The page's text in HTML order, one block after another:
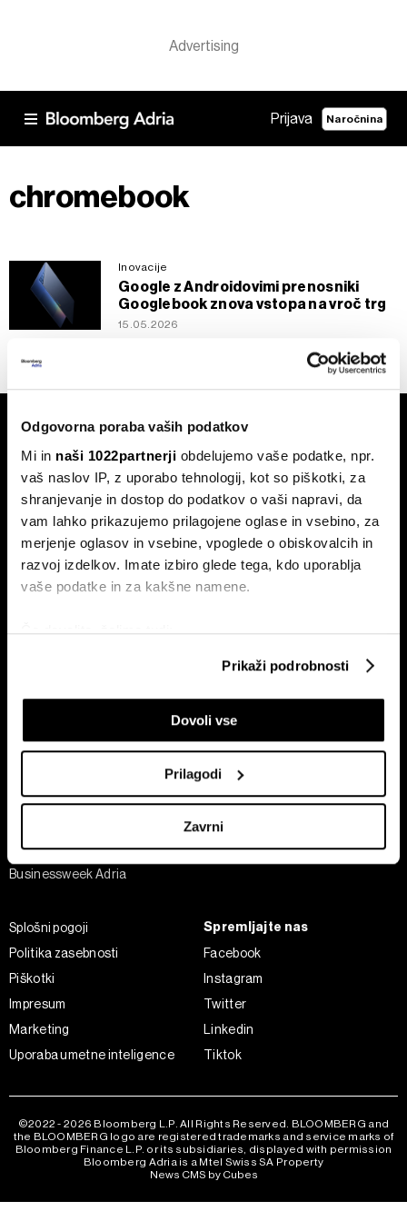
Odgovorna poraba vaših podatkov
Mi in naši 1022partnerji obdelujemo vaše podatke, npr.
vaš naslov IP, z uporabo tehnologij, kot so piškotki, za
shranjevanje in dostop do podatkov o vaši napravi, da
vam lahko prikazujemo prilagojene oglase in vsebino, za
merjenje oglasov in vsebine, vpoglede o obiskovalcih in
razvoj izdelkov. Imate izbiro glede tega, kdo uporablja
vaše podatke in za kakšne namene.
Če dovolite, želimo tudi:
Zbirati informacije o vaši geografski lokaciji, ki so
Identificirati napravo z aktivnim preverjanjem
lastnosti (odčitavanje prstnih odtisov)
Poglejte si še, kako se obdelujejo vaši osebni podatki in
nastavite svoje preference v
razdelku o podrobnostih
iz Izjave o piškotkih.
Skupni upravljavci obdelave so HD-WIN ARENA SPORT
d.o.o. inPartnerji
zasebnosti
, o piškotkih in drugih podobnih tehnologijah
kliknete možnost »Prikaži podrobnosti«. Privolitev lahko
kadar koli prekličete brez kakršnih koli posledic.
Prikaži podrobnosti
Dovoli vse
Prilagodi
Zavrni
Prijava Naročnina
chromebook
Inovacije
Google z Androidovimi prenosniki
Googlebook znova vstopa na vroč trg
15.05.2026
Naročite se na e-
pismo
Finančni trgi
Tehnologija
Šport
Adria Insight
Businessweek Adria
Bloomberg Adria dogodki
Splošni pogoji
Politika zasebnosti
Piškotki
Impresum
Marketing
Uporaba umetne inteligence
Spremljajte nas
Facebook
Instagram
Twitter
Linkedin
Tiktok
©2022 - 2026 Bloomberg L.P. All Rights Reserved. BLOOMBERG and
the BLOOMBERG logo are registered trademarks and service marks of
Bloomberg Finance L.P. or its subsidiaries, displayed with permission
Bloomberg Adria is a Mtel Swiss SA Property
News CMS by Cubes